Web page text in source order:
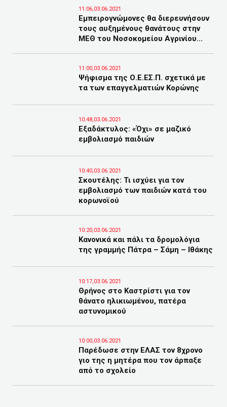
11:06,03.06.2021
Εμπειρογνώμονες θα διερευνήσουν
τους αυξημένους θανάτους στην
ΜΕΘ του Νοσοκομείου Αγρινίου...
11:00,03.06.2021
Ψήφισμα της Ο.Ε.ΕΣ.Π. σχετικά με
τα των επαγγελματιών Κορώνης
10:48,03.06.2021
Εξαδάκτυλος: «Όχι» σε μαζικό
εμβολιασμό παιδιών
10:40,03.06.2021
Σκουτέλης: Τι ισχύει για τον
εμβολιασμό των παιδιών κατά του
κορωνοϊού
10:20,03.06.2021
Κανονικά και πάλι τα δρομολόγια
της γραμμής Πάτρα – Σάμη – Ιθάκης
10:17,03.06.2021
Θρήνος στο Καστρίστι για τον
θάνατο ηλικιωμένου, πατέρα
αστυνομικού
10:00,03.06.2021
Παρέδωσε στην ΕΛΑΣ τον 8χρονο
γιο της η μητέρα που τον άρπαξε
από το σχολείο